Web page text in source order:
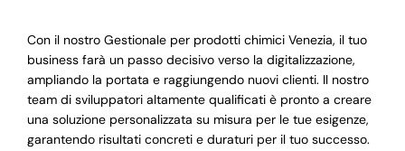
Con il nostro Gestionale per prodotti chimici Venezia, il tuo
business farà un passo decisivo verso la digitalizzazione,
ampliando la portata e raggiungendo nuovi clienti. Il nostro
team di sviluppatori altamente qualificati è pronto a creare
una soluzione personalizzata su misura per le tue esigenze,
garantendo risultati concreti e duraturi per il tuo successo.